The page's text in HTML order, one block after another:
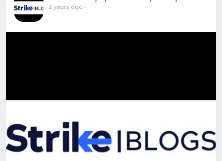
2 years ago-